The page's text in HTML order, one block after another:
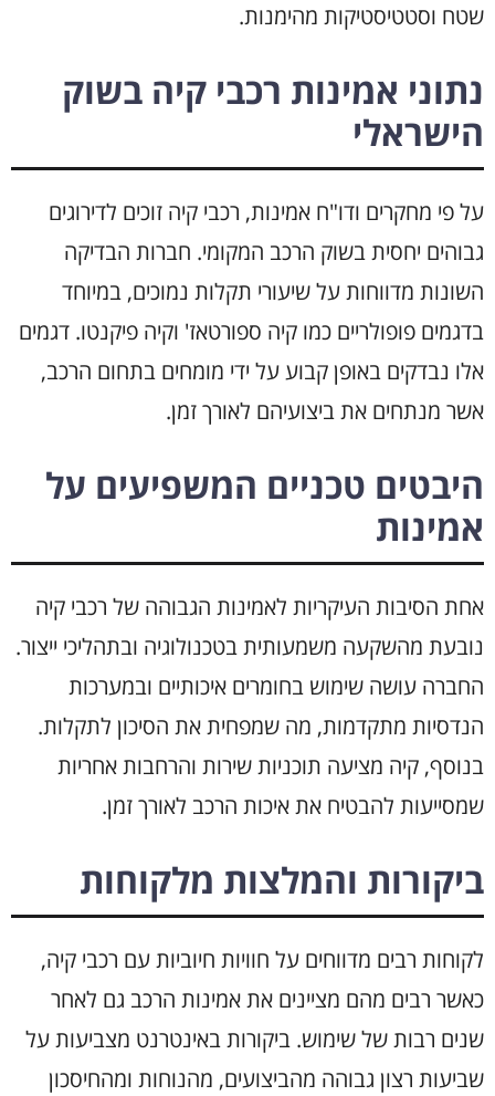
שטח וסטטיסטיקות מהימנות.
נתוני אמינות רכבי קיה בשוק
הישראלי
על פי מחקרים ודו"ח אמינות, רכבי קיה זוכים לדירוגים
גבוהים יחסית בשוק הרכב המקומי. חברות הבדיקה
השונות מדווחות על שיעורי תקלות נמוכים, במיוחד
בדגמים פופולריים כמו קיה ספורטאז' וקיה פיקנטו. דגמים
אלו נבדקים באופן קבוע על ידי מומחים בתחום הרכב,
אשר מנתחים את ביצועיהם לאורך זמן.
היבטים טכניים המשפיעים על
אמינות
אחת הסיבות העיקריות לאמינות הגבוהה של רכבי קיה
נובעת מהשקעה משמעותית בטכנולוגיה ובתהליכי ייצור.
החברה עושה שימוש בחומרים איכותיים ובמערכות
הנדסיות מתקדמות, מה שמפחית את הסיכון לתקלות.
בנוסף, קיה מציעה תוכניות שירות והרחבות אחריות
שמסייעות להבטיח את איכות הרכב לאורך זמן.
ביקורות והמלצות מלקוחות
לקוחות רבים מדווחים על חוויות חיוביות עם רכבי קיה,
כאשר רבים מהם מציינים את אמינות הרכב גם לאחר
שנים רבות של שימוש. ביקורות באינטרנט מצביעות על
שביעות רצון גבוהה מהביצועים, מהנוחות ומהחיסכון